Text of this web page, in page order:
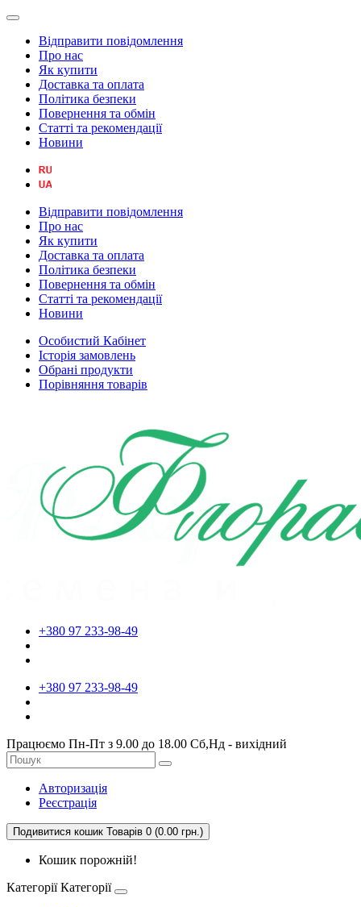
Відправити повідомлення
Про нас
Як купити
Доставка та оплата
Політика безпеки
Повернення та обмін
Статті та рекомендації
Новини
Відправити повідомлення
Про нас
Як купити
Доставка та оплата
Політика безпеки
Повернення та обмін
Статті та рекомендації
Новини
Особистий Кабінет
Історія замовлень
Обрані продукти
Порівняння товарів
+380 97 233-98-49
+380 97 233-98-49
Працюємо Пн-Пт з 9.00 до 18.00 Сб,Нд - вихідний
Авторизація
Реєстрація
Подивитися кошик Товарів 0 (0.00 грн.)
Кошик порожній!
Категорії Категорії